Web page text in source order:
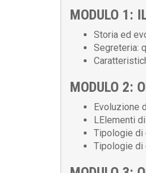
MODULO 1:
Storia ed
Segreteria:
MODULO 2:
Evoluzione
LElementi
Tipologie di
Tipologie di